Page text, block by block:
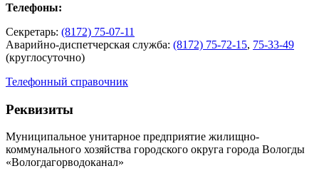
Телефоны:
Секретарь: (8172) 75-07-11
Аварийно-диспетчерская служба: (8172) 75-72-15, 75-33-49
(круглосуточно)
Телефонный справочник
Реквизиты
Муниципальное унитарное предприятие жилищно-
коммунального хозяйства городского округа города Вологды
«Вологдагорводоканал»